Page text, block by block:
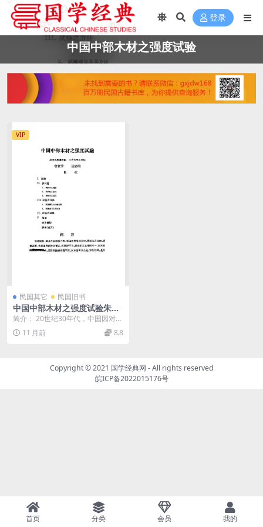
登录
中国中部木材之强度试验
VIP
民国其它 民国旧书
中国中部木材之强度试验朱会
芳,陆志鸿PDF下载,民国木材
简介： 20世纪30年代，中国因对国
产木材性质认知不足，导致铁路轨
枕等工业用材严...
11 月前 8.8
Copyright © 2021 国学经典网 - All rights reserved
皖ICP备2022015176号
首页 分类 会员 我的